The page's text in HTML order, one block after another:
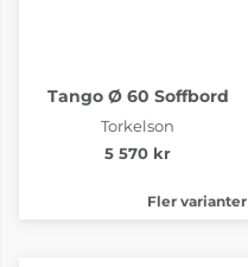
Tango Ø 60 Soffbord
Torkelson
5 570 kr
Fler varianter